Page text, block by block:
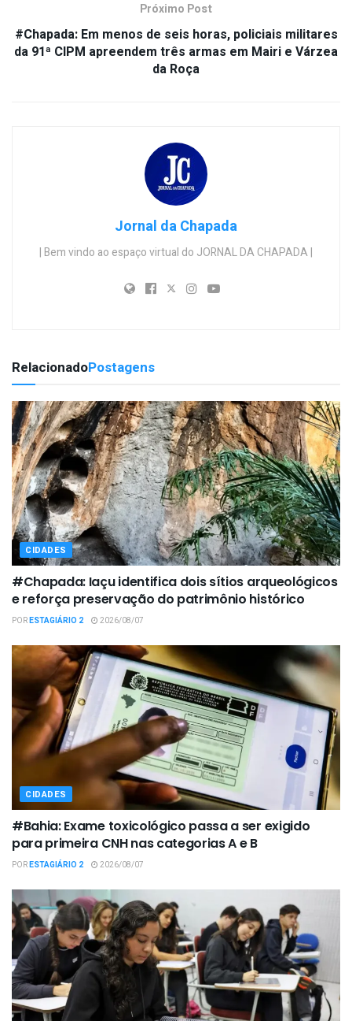
Próximo Post
#Chapada: Em menos de seis horas, policiais militares
da 91ª CIPM apreendem três armas em Mairi e Várzea
da Roça
Jornal da Chapada
| Bem vindo ao espaço virtual do JORNAL DA CHAPADA |
RelacionadoPostagens
CIDADES
#Chapada: Iaçu identifica dois sítios arqueológicos
e reforça preservação do patrimônio histórico
PORESTAGIÁRIO 2 2026/08/07
CIDADES
#Bahia: Exame toxicológico passa a ser exigido
para primeira CNH nas categorias A e B
PORESTAGIÁRIO 2 2026/08/07